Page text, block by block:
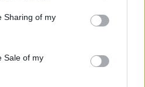
behaviour. You may click to
and its third-party tags to
purposes in below Google
Sharing of my
Sale of my
De a visszajátszásból kiderült,
köszönhető, hogy a sikán előtt
már, hogy a jobb
előzni a mercedeses - amire
egyenesben... Értjük már, miről